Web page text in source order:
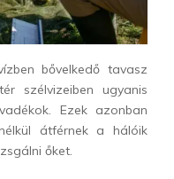
bővelkedő tavasz
szélvizeiben ugyanis
Ezek azonban
átférnek a hálóik
őket.